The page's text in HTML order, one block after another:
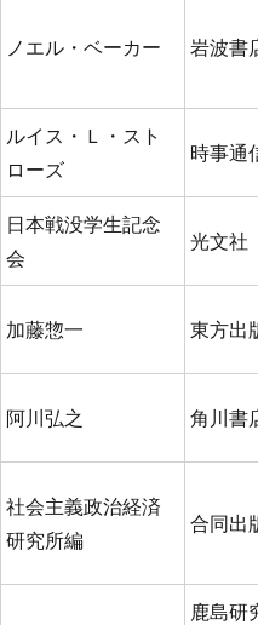
ノエル・ベーカー 岩波書
ルイス・Ｌ・スト
ローズ
時事通
日本戦没学生記念
会
光文社
加藤惣一 東方出
阿川弘之 角川書
社会主義政治経済
研究所編
合同出
鹿島研